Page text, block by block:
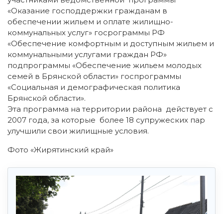
«Оказание господдержки гражданам в
обеспечении жильем и оплате жилищно-
коммунальных услуг» госрограммы РФ
«Обеспечение комфортным и доступным жильем и
коммунальными услугами граждан РФ»
подпрограммы «Обеспечение жильем молодых
семей в Брянской области» госпрограммы
«Социальная и демографическая политика
Брянской области».
Эта программа на территории района действует с
2007 года, за которые более 18 супружеских пар
улучшили свои жилищные условия.
Фото «Жирятинский край»